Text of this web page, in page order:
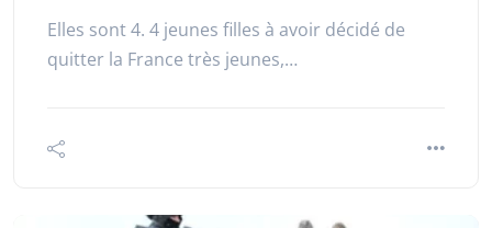
Elles sont 4. 4 jeunes filles à avoir décidé de
quitter la France très jeunes,…